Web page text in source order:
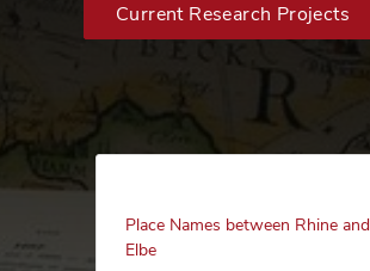
Current Research Projects
Place Names between Rhine and
Elbe